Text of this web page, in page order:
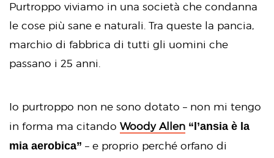
Purtroppo viviamo in una società che condanna
le cose più sane e naturali. Tra queste la pancia,
marchio di fabbrica di tutti gli uomini che
passano i 25 anni.
Io purtroppo non ne sono dotato – non mi tengo
in forma ma citando Woody Allen “l’ansia è la
mia aerobica” – e proprio perché orfano di